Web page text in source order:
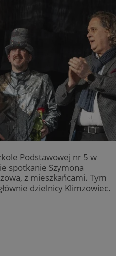
Podstawowej nr 5 w
spotkanie Szymona
z mieszkańcami. Tym
dzielnicy Klimzowiec.